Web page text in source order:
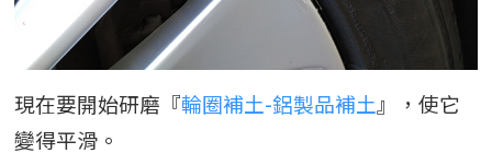
現在要開始研磨『輪圈補土-鋁製品補土』，使它
變得平滑。